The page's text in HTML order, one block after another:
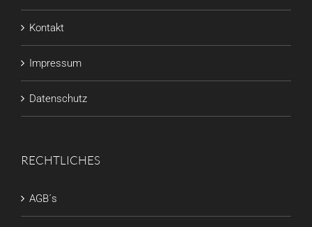
Kontakt
Impressum
Datenschutz
RECHTLICHES
AGB´s